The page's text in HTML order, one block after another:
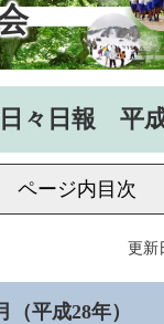
々日報 平成
ページ内目次
更新
平成28年）